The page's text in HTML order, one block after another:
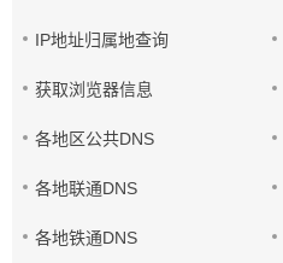
IP地址归属地查询
获取浏览器信息
各地区公共DNS
各地联通DNS
各地铁通DNS